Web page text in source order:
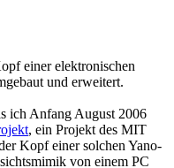
einer elektronischen
und erweitert.
ich Anfang August 2006
, ein Projekt des MIT
Kopf einer solchen Yano-
von einem PC